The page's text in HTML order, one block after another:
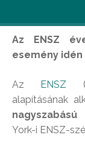
Az ENSZ
esemény
Az ENSZ
alapításának
York-i ENSZ-